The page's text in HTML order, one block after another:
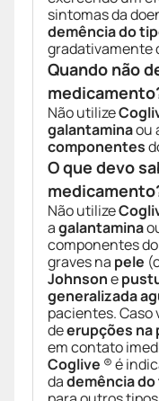
sintomas da
demência do
gradativamente
Quando não
Não utilize
galantaminaou
componentes
O que devo
Não utilize
agalantamina
componentes
graves na pele
Johnsone
generalizada
pacientes. Caso
deerupções na
em contato
Coglive ® é
dademência